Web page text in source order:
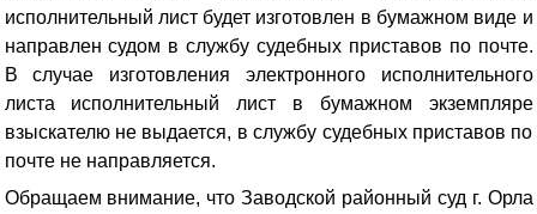
исполнительный лист будет изготовлен в бумажном виде и
направлен судом в службу судебных приставов по почте.
В случае изготовления электронного исполнительного
листа исполнительный лист в бумажном экземпляре
взыскателю не выдается, в службу судебных приставов по
почте не направляется.
Обращаем внимание, что Заводской районный суд г. Орла